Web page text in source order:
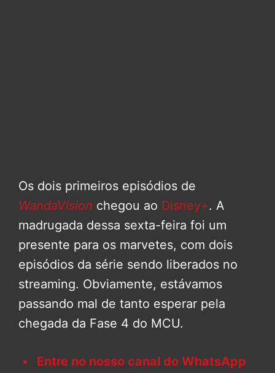
Os dois primeiros episódios de
WandaVision chegou ao Disney+. A
madrugada dessa sexta-feira foi um
presente para os marvetes, com dois
episódios da série sendo liberados no
streaming. Obviamente, estávamos
passando mal de tanto esperar pela
chegada da Fase 4 do MCU.
Entre no nosso canal do WhatsApp